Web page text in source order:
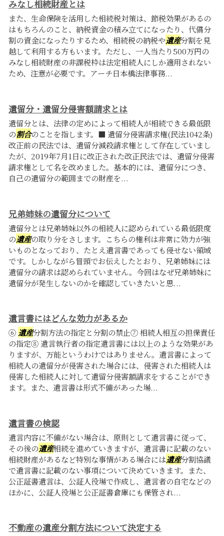
みなし相続財産とは
また、生命保険を活用した相続税対策は、節税効果があるの
はもちろんのこと、納税資金の積み立てになったり、代償分
割の資金になったりするため、相続税の納税や遺産分割を見
越して利用する方もいます。ただし、一人当たり500万円の
みなし相続財産の非課税枠は法定相続人にしか適用されない
ため、注意が必要です。アーチ日本橋法律事務...
遺留分・遺留分侵害額請求とは
遺留分とは、法律の定めによって相続人が相続できる最低限
の割合のことを指します。■ 遺留分侵害請求権(民法1042条)
改正前の民法では、遺留分減殺請求権として存在していまし
たが、2019年7月1日に改正された改正民法では、遺留分侵害
請求権として名を改めました。基本的には、遺留分につき、
自己の遺留分の範囲までの財産を...
兄弟姉妹の遺留分について
遺留分とは兄弟姉妹以外の相続人に認められている最低限度
の遺産の取り分をさします。こちらの権利は非常に効力が強
いものとなっており、たとえ遺言書であっても侵せない領域
です。しかしながら冒頭でお伝えしたとおり、兄弟姉妹には
遺留分の請求は認められていません。今回はなぜ兄弟姉妹に
遺留分が発生しないのかを確認していきたいと思...
遺言書にはどんな効力があるか
⑥ 遺産分割方法の指定と分割の禁止⑦ 相続人相互の担保責任
の指定⑧ 遺言執行者の指定遺言書には以上のような効果があ
りますが、万能というわけではありません。遺言書によって
相続人の遺留分が侵害された場合には、侵害された相続人は
侵害した相続人に対して遺留分侵害額請求をすることができ
ます。また、遺言書は形式不備があった場...
遺言書の検認
遺言内容に不備がない場合は、原則として遺言書に従って、
その後の遺産相続を進めていきますが、遺言書に記載のない
相続財産があるなど特別な事情がある場合には遺産分割協議
で遺言書に記載のない事項について決めていきます。また、
公正証書遺言は、公証人役場で作成し、遺言者の自宅などの
ほかに、公証人役場と公正証書倉庫にも保管され...
不動産の遺産分割方法について決定する